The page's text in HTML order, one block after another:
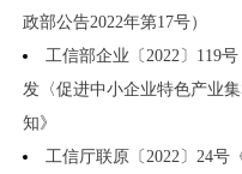
政部公告2022年第17号）
工信部企业〔2022〕119
发〈促进中小企业特色产业
知》
工信厅联原〔2022〕24号